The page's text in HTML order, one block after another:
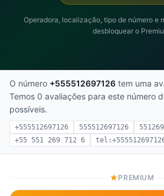
Operadora, localização, tipo de número e
desbloquear o
O número +555512697126 tem uma
Temos 0 avaliações para este número
possíveis.
+555512697126 555512697126
+55 551 269 712 6
PREMIUM